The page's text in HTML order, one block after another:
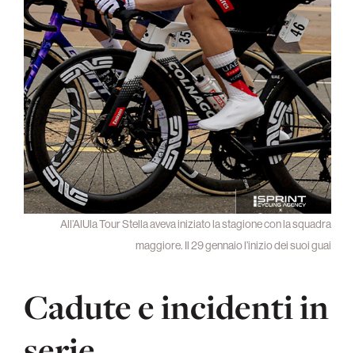
All’AlUla Tour Stella aveva iniziato la stagione con la squadra
maggiore. Il 29 gennaio l’inizio dei suoi guai
Cadute e incidenti in